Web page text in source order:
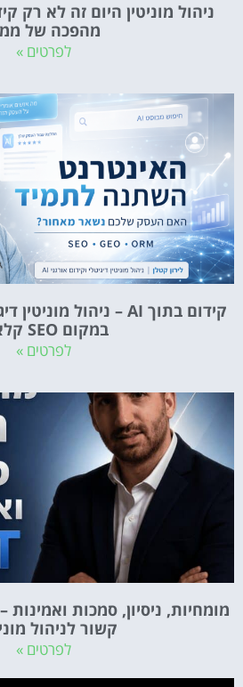
ניהול מוניטין היום זה לא רק
מהפכה של
לפרטים »
במקום SEO קלאסי
לפרטים »
קשור לניהול
לפרטים »